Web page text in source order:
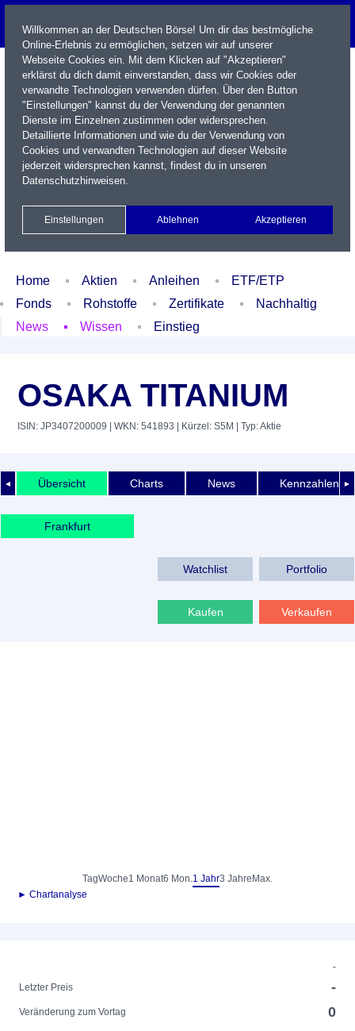
Name / WKN / ISIN / Kürzel
Xetra Realtime
Watchlist Portfolio Login
Home Aktien Anleihen
ETF/ETP
Fonds
Rohstoffe Zertifikate
Nachhaltig
News
Wissen Einstieg
OSAKA TITANIUM
ISIN: JP3407200009 | WKN: 541893 | Kürzel: S5M | Typ: Aktie
◄ ►
Übersicht Charts News Kennzahlen
Frankfurt
Watchlist Portfolio
Kaufen Verkaufen
TagWoche1 Monat6 Mon.1 Jahr3 Jahre Max.
► Chartanalyse
-
Letzter Preis
-
Veränderung zum Vortag 0
Willkommen an der Deutschen Börse! Um dir das bestmögliche
Online-Erlebnis zu ermöglichen, setzen wir auf unserer
Webseite Cookies ein. Mit dem Klicken auf "Akzeptieren"
erklärst du dich damit einverstanden, dass wir Cookies oder
verwandte Technologien verwenden dürfen. Über den Button
"Einstellungen" kannst du der Verwendung der genannten
Dienste im Einzelnen zustimmen oder widersprechen.
Detaillierte Informationen und wie du der Verwendung von
Cookies und verwandten Technologien auf dieser Website
jederzeit widersprechen kannst, findest du in unseren
Datenschutzhinweisen.
Einstellungen Ablehnen Akzeptieren